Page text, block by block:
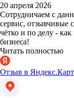
20 апреля 2026
Сотрудничаем с
сервис, отзывчивые
чётко и по делу -
бизнеса!
Читать полностью
Отзыв в